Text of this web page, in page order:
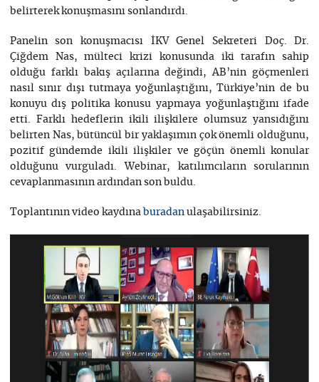
belirterek konuşmasını sonlandırdı.
Panelin son konuşmacısı İKV Genel Sekreteri Doç. Dr.
Çiğdem Nas, mülteci krizi konusunda iki tarafın sahip
olduğu farklı bakış açılarına değindi, AB’nin göçmenleri
nasıl sınır dışı tutmaya yoğunlaştığını, Türkiye’nin de bu
konuyu dış politika konusu yapmaya yoğunlaştığını ifade
etti. Farklı hedeflerin ikili ilişkilere olumsuz yansıdığını
belirten Nas, bütüncül bir yaklaşımın çok önemli olduğunu,
pozitif gündemde ikili ilişkiler ve göçün önemli konular
olduğunu vurguladı. Webinar, katılımcıların sorularının
cevaplanmasının ardından son buldu.
Toplantının video kaydına buradanulaşabilirsiniz.